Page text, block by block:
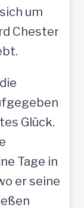
um
Chester
Glück.
Tage in
er seine